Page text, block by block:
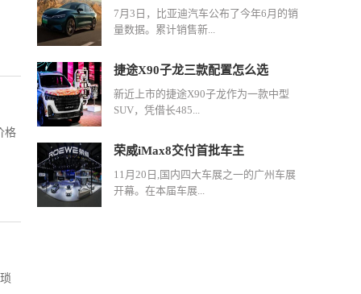
格
7月3日，比亚迪汽车公布了今年6月的销
量数据。累计销售新...
捷途X90子龙三款配置怎么选
新近上市的捷途X90子龙作为一款中型
SUV，凭借长485...
荣威iMax8交付首批车主
11月20日,国内四大车展之一的广州车展
开幕。在本届车展...